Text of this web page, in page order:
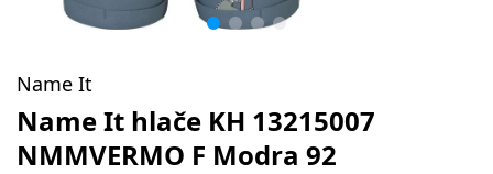
Name It
Name It hlače KH 13215007
NMMVERMO F Modra 92